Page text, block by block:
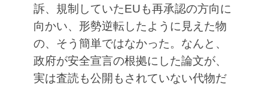
訴、規制していたEUも再承認の方向に
向かい、形勢逆転したように見えた物
の、そう簡単ではなかった。なんと、
政府が安全宣言の根拠にした論文が、
実は査読も公開もされていない代物だ